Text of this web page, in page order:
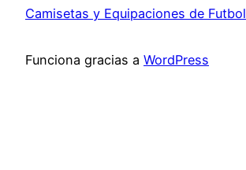
Camisetas y Equipaciones de Futbol
Funciona gracias a WordPress